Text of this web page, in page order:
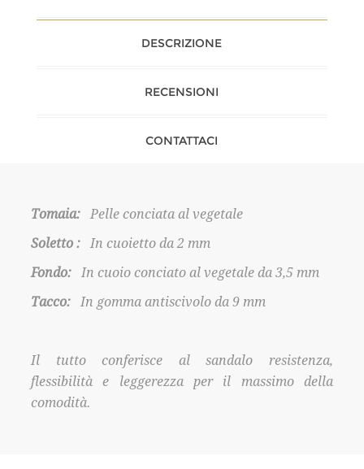
DESCRIZIONE
RECENSIONI
CONTATTACI
Tomaia: Pelle conciata al vegetale
Soletto : In cuoietto da 2 mm
Fondo: In cuoio conciato al vegetale da 3,5 mm
Tacco: In gomma antiscivolo da 9 mm
Il tutto conferisce al sandalo resistenza,
flessibilità e leggerezza per il massimo della
comodità.